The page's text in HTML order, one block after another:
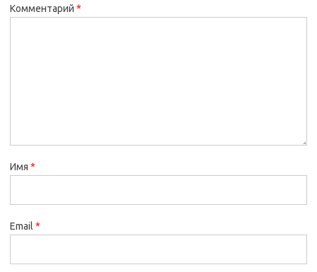
Комментарий *
Имя *
Email *